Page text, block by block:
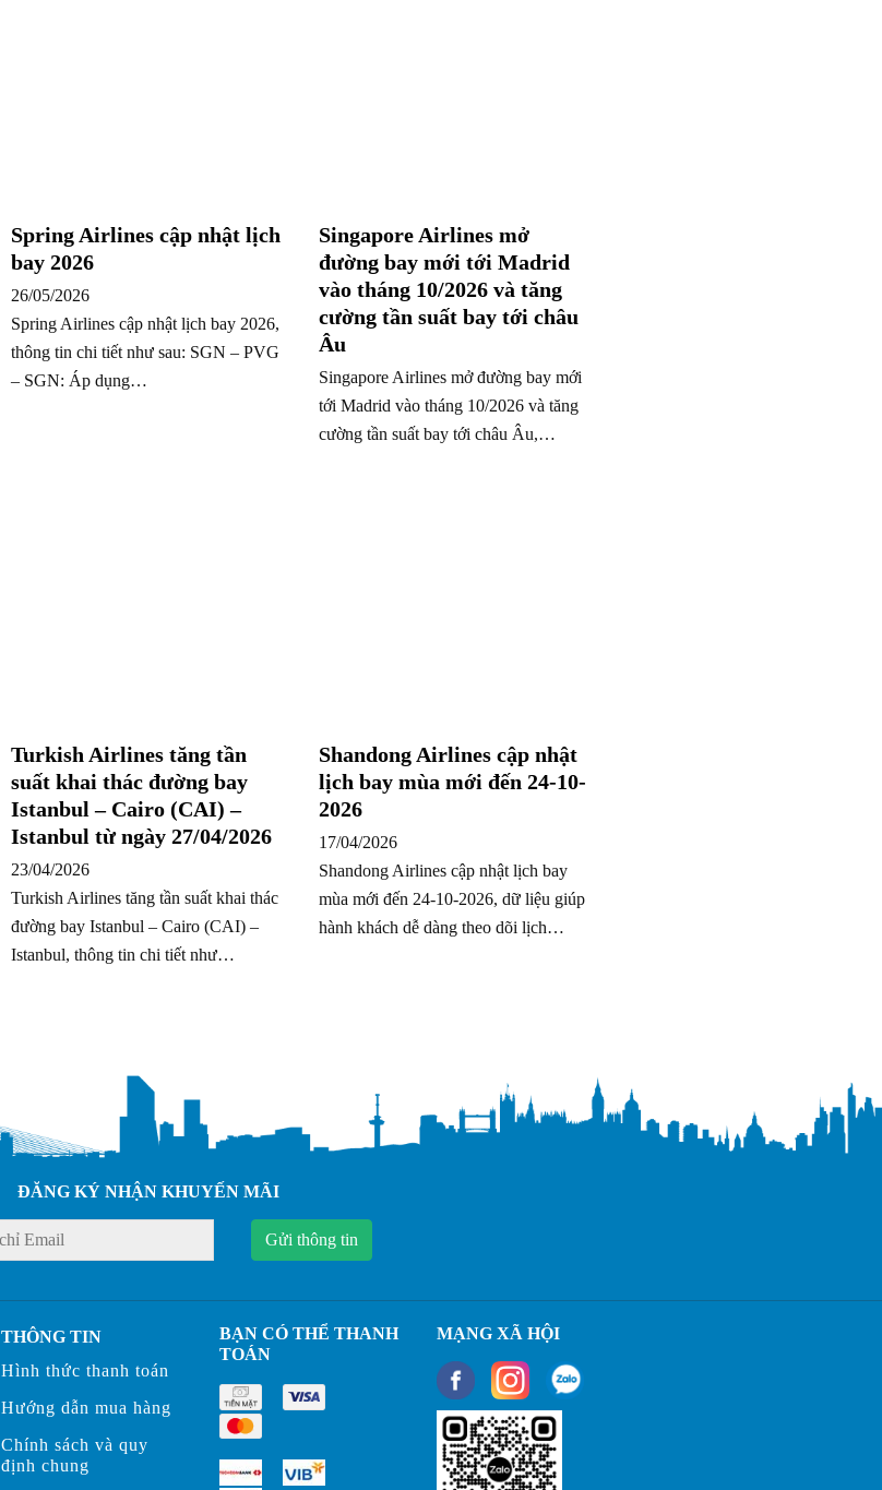
Spring Airlines cập nhật lịch
bay 2026
26/05/2026
Spring Airlines cập nhật lịch bay 2026,
thông tin chi tiết như sau: SGN – PVG
– SGN: Áp dụng…
Singapore Airlines mở
đường bay mới tới Madrid
vào tháng 10/2026 và tăng
cường tần suất bay tới châu
Âu
Singapore Airlines mở đường bay mới
tới Madrid vào tháng 10/2026 và tăng
cường tần suất bay tới châu Âu,…
Turkish Airlines tăng tần
suất khai thác đường bay
Istanbul – Cairo (CAI) –
Istanbul từ ngày 27/04/2026
23/04/2026
Turkish Airlines tăng tần suất khai thác
đường bay Istanbul – Cairo (CAI) –
Istanbul, thông tin chi tiết như…
Shandong Airlines cập nhật
lịch bay mùa mới đến 24-10-
2026
17/04/2026
Shandong Airlines cập nhật lịch bay
mùa mới đến 24-10-2026, dữ liệu giúp
hành khách dễ dàng theo dõi lịch…
ĐĂNG KÝ NHẬN KHUYẾN MÃI
Gửi thông tin
THÔNG TIN
Hình thức thanh toán
Hướng dẫn mua hàng
Chính sách và quy
định chung
BẠN CÓ THỂ THANH
TOÁN
MẠNG XÃ HỘI